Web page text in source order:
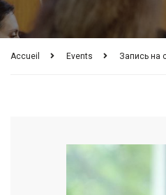
Accueil Events Запись на